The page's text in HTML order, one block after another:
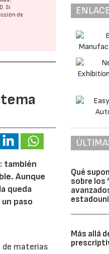
. Si
de
también
Aunque
queda
un paso
materias
Qué
sobre los
Más allá